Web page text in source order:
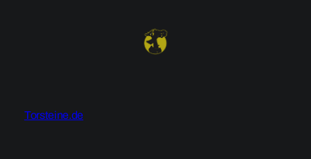
Torsteine.de